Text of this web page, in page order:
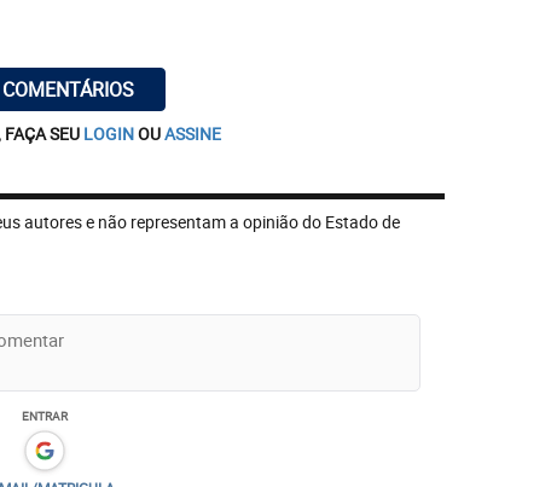
SEU LOGINOUASSINE
autores e não representam a opinião do Estado de
ENTRAR